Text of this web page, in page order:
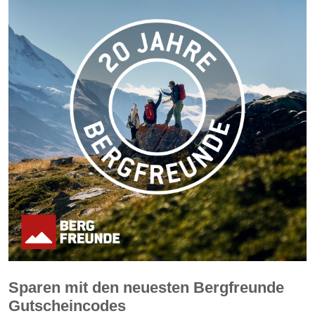
Sparen mit den neuesten Bergfreunde
Gutscheincodes